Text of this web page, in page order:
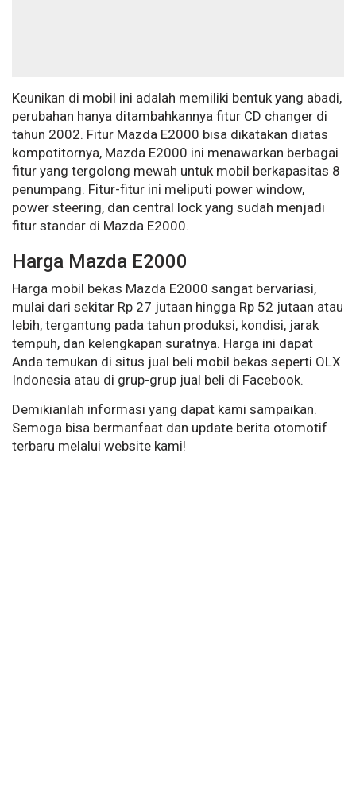
Keunikan di mobil ini adalah memiliki bentuk yang abadi,
perubahan hanya ditambahkannya fitur CD changer di
tahun 2002. Fitur Mazda E2000 bisa dikatakan diatas
kompotitornya, Mazda E2000 ini menawarkan berbagai
fitur yang tergolong mewah untuk mobil berkapasitas 8
penumpang. Fitur-fitur ini meliputi power window,
power steering, dan central lock yang sudah menjadi
fitur standar di Mazda E2000.
Harga Mazda E2000
Harga mobil bekas Mazda E2000 sangat bervariasi,
mulai dari sekitar Rp 27 jutaan hingga Rp 52 jutaan atau
lebih, tergantung pada tahun produksi, kondisi, jarak
tempuh, dan kelengkapan suratnya. Harga ini dapat
Anda temukan di situs jual beli mobil bekas seperti OLX
Indonesia atau di grup-grup jual beli di Facebook.
Demikianlah informasi yang dapat kami sampaikan.
Semoga bisa bermanfaat dan update berita otomotif
terbaru melalui website kami!